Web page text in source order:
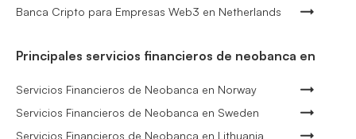
Banca Cripto para Empresas Web3 en Netherlands
Principales servicios financieros de neobanca en
Servicios Financieros de Neobanca en Norway
Servicios Financieros de Neobanca en Sweden
Servicios Financieros de Neobanca en Lithuania